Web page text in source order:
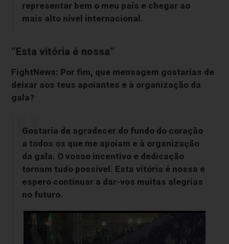
representar bem o meu país e chegar ao
mais alto nível internacional.
“Esta vitória é nossa”
FightNews: Por fim, que mensagem gostarias de
deixar aos teus apoiantes e à organização da
gala?
Gostaria de agradecer do fundo do coração
a todos os que me apoiam e à organização
da gala. O vosso incentivo e dedicação
tornam tudo possível. Esta vitória é nossa e
espero continuar a dar-vos muitas alegrias
no futuro.